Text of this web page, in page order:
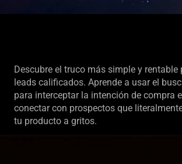
Descubre el truco más simple y rentable
leads calificados. Aprende a usar el
para interceptar la intención de compra
conectar con prospectos que
tu producto a gritos.